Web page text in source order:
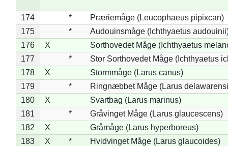
174 *
Præriemåge (Leucophaeus pipixcan)
175
*
Audouinsmåge (Ichthyaetus
176
X
Sorthovedet Måge (Ichthyaetus
177
*
Stor Sorthovedet Måge (Ichthyaetus
178
X
Stormmåge (Larus canus)
179
*
Ringnæbbet Måge (Larus
180
X
Svartbag (Larus marinus)
181
*
Gråvinget Måge (Larus glaucescens)
182
X
Gråmåge (Larus hyperboreus)
183
X *
Hvidvinget Måge (Larus glaucoides)